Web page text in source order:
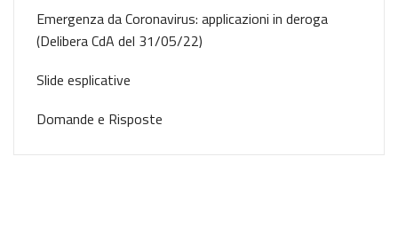
Emergenza da Coronavirus: applicazioni in deroga
(Delibera CdA del 31/05/22)
Slide esplicative
Domande e Risposte